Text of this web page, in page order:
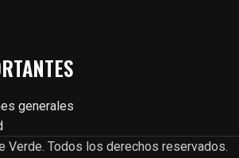
generales
Verde. Todos los derechos reservados.